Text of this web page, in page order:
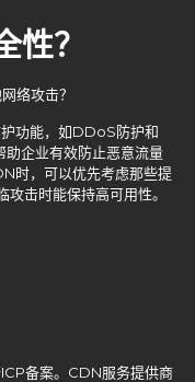
性？
络攻击？
功能，如DDoS防护和
企业有效防止恶意流量
时，可以优先考虑那些提
击时能保持高可用性。
备案。CDN服务提供商